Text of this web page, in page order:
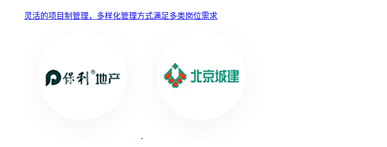
灵活的项目制管理，多样化管理方式满足多类岗位需求